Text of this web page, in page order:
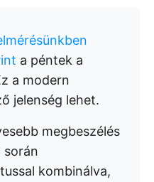
a péntek a
a modern
jelenség lehet.
megbeszélés
során
kombinálva,